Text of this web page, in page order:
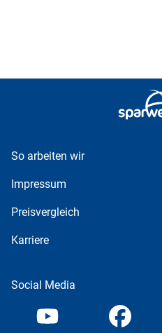
So arbeiten wir
Impressum
Preisvergleich
Karriere
Social Media